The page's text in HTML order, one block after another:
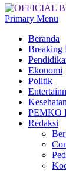
Primary Menu
Beranda
Breaking
Ekonomi
Politik
Kesehatan
PEMKO
Redaksi